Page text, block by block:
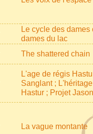
Le cycle des dames
dames du lac
The shattered chain
L'age de régis
Sanglant ;
Hastur ; Projet
La vague montante